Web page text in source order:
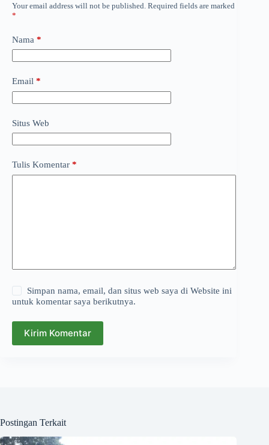
Your email address will not be published. Required fields are marked
*
Nama *
Email *
Situs Web
Tulis Komentar *
Simpan nama, email, dan situs web saya di Website ini
untuk komentar saya berikutnya.
Kirim Komentar
Postingan Terkait